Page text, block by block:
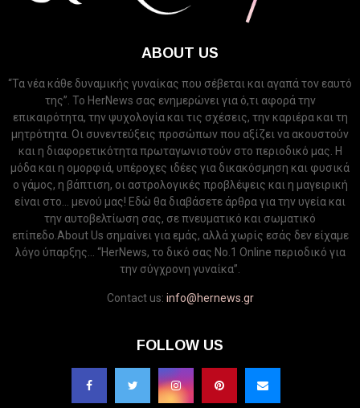
ABOUT US
“Τα νέα κάθε δυναμικής γυναίκας που σέβεται και αγαπά τον εαυτό
της”. Το HerNews σας ενημερώνει για ό,τι αφορά την
επικαιρότητα, την ψυχολογία και τις σχέσεις, την καριέρα και τη
μητρότητα. Οι συνεντεύξεις προσώπων που αξίζει να ακουστούν
και η διαφορετικότητα πρωταγωνιστούν στο περιοδικό μας. Η
μόδα και η ομορφιά, υπέροχες ιδέες για δικακόσμηση και φυσικά
ο γάμος, η βάπτιση, οι αστρολογικές προβλέψεις και η μαγειρική
είναι στο... μενού μας! Εδώ θα διαβάσετε άρθρα για την υγεία και
την αυτοβελτίωση σας, σε πνευματικό και σωματικό
επίπεδο.About Us σημαίνει για εμάς, αλλά χωρίς εσάς δεν είχαμε
λόγο ύπαρξης... “HerNews, το δικό σας Νo.1 Online περιοδικό για
την σύγχρονη γυναίκα”.
Contact us: info@hernews.gr
FOLLOW US